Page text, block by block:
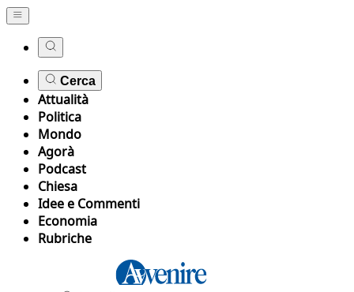
Cerca
Attualità
Politica
Mondo
Agorà
Podcast
Chiesa
Idee e Commenti
Economia
Rubriche